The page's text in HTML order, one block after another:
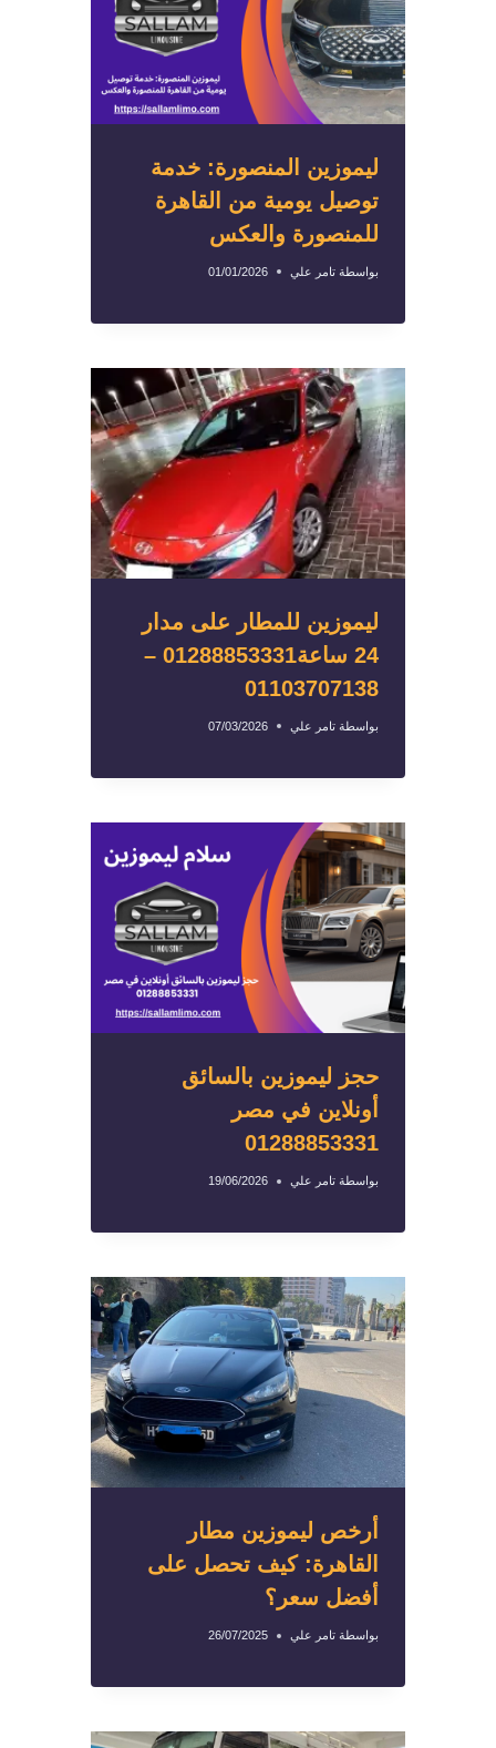
ليموزين المنصورة: خدمة
توصيل يومية من القاهرة
للمنصورة والعكس
بواسطة تامر علي 01/01/2026
ليموزين للمطار على مدار
24 ساعة01288853331 –
01103707138
بواسطة تامر علي 07/03/2026
حجز ليموزين بالسائق
أونلاين في مصر
01288853331
بواسطة تامر علي 19/06/2026
أرخص ليموزين مطار
القاهرة: كيف تحصل على
أفضل سعر؟
بواسطة تامر علي 26/07/2025